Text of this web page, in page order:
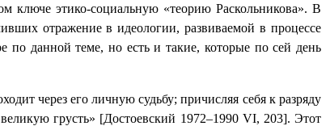
ключе этико-социальную «теорию Раскольникова». В
отражение в идеологии, развиваемой в процессе
по данной теме, но есть и такие, которые по сей день
через его личную судьбу; причисляя себя к разряду
грусть» [Достоевский 1972–1990 VI, 203]. Этот